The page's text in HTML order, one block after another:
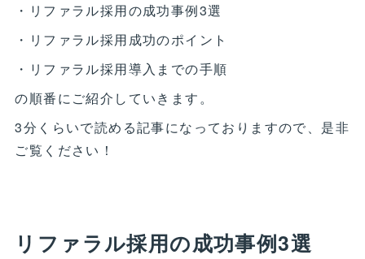
・リファラル採用の成功事例3選
・リファラル採用成功のポイント
・リファラル採用導入までの手順
の順番にご紹介していきます。
3分くらいで読める記事になっておりますので、是非
ご覧ください！
リファラル採用の成功事例3選